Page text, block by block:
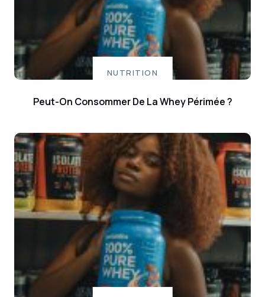
NUTRITION
Peut-On Consommer De La Whey Périmée ?